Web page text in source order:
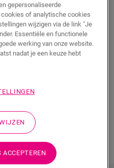
WINKELMANDJE
in je kamer
gepersonaliseerde
of analytische cookies
wijzigen via de link "Je
Essentiële en functionele
werking van onze website.
nadat je een keuze hebt
ACCEPTEREN